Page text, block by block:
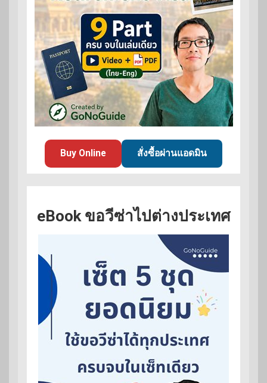
Buy Online สั่งซื้อผ่านแอดมิน
eBook ขอวีซ่าไปต่างประเทศ